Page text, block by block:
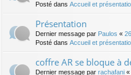
Posté dans Accueil et
Présentation
Dernier message par Paulos «
Posté dans Accueil et
coffre AR se bloque à
Dernier message par rachafani «